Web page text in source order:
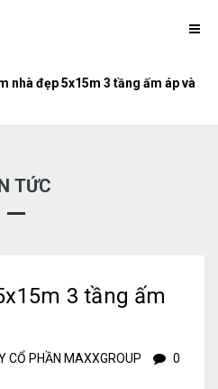
nhà đẹp 5x15m 3 tầng ấm áp và
TỨC
3 tầng ấm
CỔ PHẦN MAXXGROUP
0